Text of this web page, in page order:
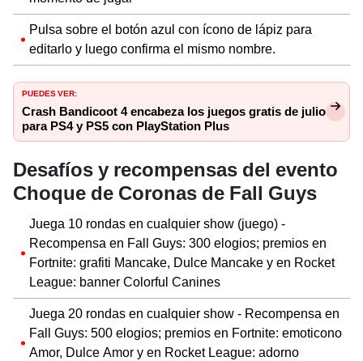
Pulsa sobre el botón azul con ícono de lápiz para
editarlo y luego confirma el mismo nombre.
PUEDES VER:
Crash Bandicoot 4 encabeza los juegos gratis de julio
para PS4 y PS5 con PlayStation Plus
Desafíos y recompensas del evento
Choque de Coronas de Fall Guys
Juega 10 rondas en cualquier show (juego) -
Recompensa en Fall Guys: 300 elogios; premios en
Fortnite: grafiti Mancake, Dulce Mancake y en Rocket
League: banner Colorful Canines
Juega 20 rondas en cualquier show - Recompensa en
Fall Guys: 500 elogios; premios en Fortnite: emoticono
Amor, Dulce Amor y en Rocket League: adorno